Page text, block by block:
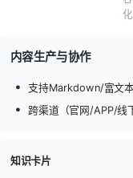
内容生产与协作
支持Markdown/富文
跨渠道（官网/APP/线
知识卡片